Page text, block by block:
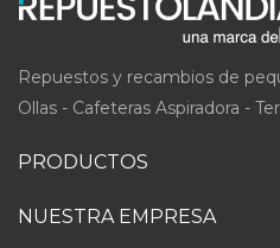
Repuestos y recambios de
Ollas - Cafeteras Aspiradora -
PRODUCTOS
NUESTRA EMPRESA